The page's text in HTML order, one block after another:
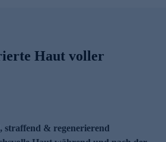
Haut voller
straffend & regenerierend